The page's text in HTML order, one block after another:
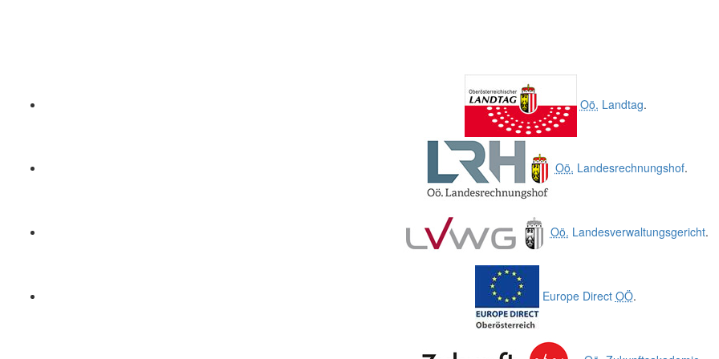
Oö. Landtag.
Oö. Landesrechnungshof.
Oö. Landesverwaltungsgericht.
Europe Direct OÖ.